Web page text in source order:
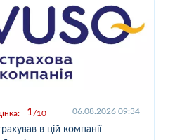
1 10 06.08.2026 09:34
в цій компанії